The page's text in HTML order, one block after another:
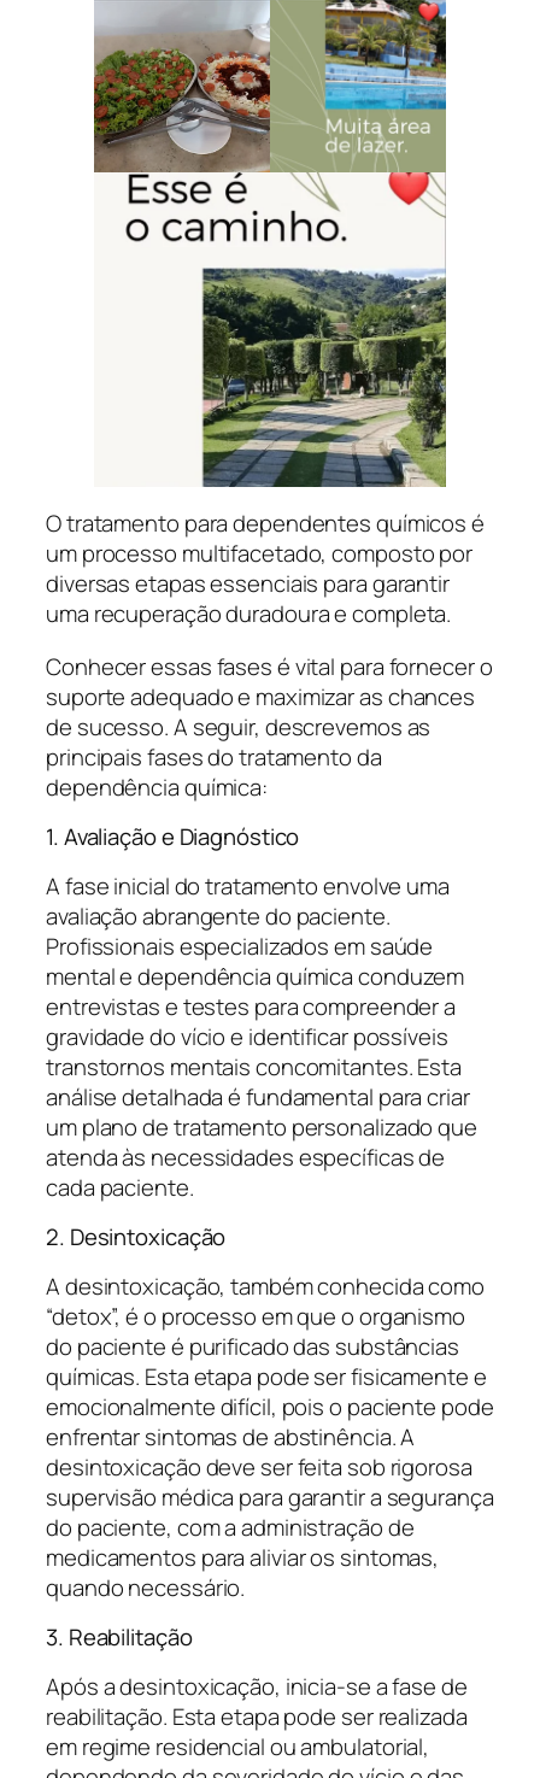
O tratamento para dependentes químicos é
um processo multifacetado, composto por
diversas etapas essenciais para garantir
uma recuperação duradoura e completa.
Conhecer essas fases é vital para fornecer o
suporte adequado e maximizar as chances
de sucesso. A seguir, descrevemos as
principais fases do tratamento da
dependência química:
1. Avaliação e Diagnóstico
A fase inicial do tratamento envolve uma
avaliação abrangente do paciente.
Profissionais especializados em saúde
mental e dependência química conduzem
entrevistas e testes para compreender a
gravidade do vício e identificar possíveis
transtornos mentais concomitantes. Esta
análise detalhada é fundamental para criar
um plano de tratamento personalizado que
atenda às necessidades específicas de
cada paciente.
2. Desintoxicação
A desintoxicação, também conhecida como
“detox”, é o processo em que o organismo
do paciente é purificado das substâncias
químicas. Esta etapa pode ser fisicamente e
emocionalmente difícil, pois o paciente pode
enfrentar sintomas de abstinência. A
desintoxicação deve ser feita sob rigorosa
supervisão médica para garantir a segurança
do paciente, com a administração de
medicamentos para aliviar os sintomas,
quando necessário.
3. Reabilitação
Após a desintoxicação, inicia-se a fase de
reabilitação. Esta etapa pode ser realizada
em regime residencial ou ambulatorial,